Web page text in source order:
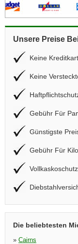
Unsere Preise
Keine
Keine
Gebühr Für
Günstigste
Gebühr Für
Die beliebtesten
» Cairns